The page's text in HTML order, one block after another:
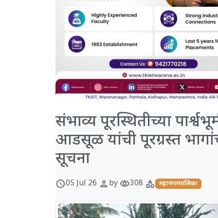
संभाव्य पूरस्थितीच्या
आडसूळ यांची पूरग्रस्त
सूचना
schedule05 Jul 26 personby visibility308 category महानगरपालिका